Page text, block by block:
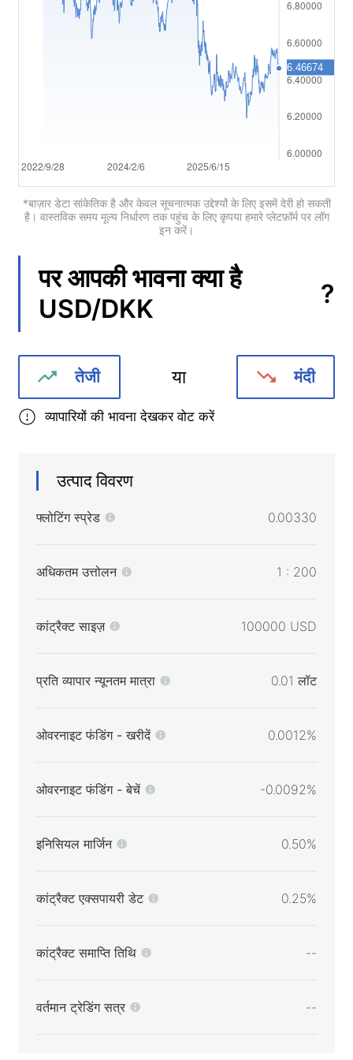
Tiếng việt
Bahasa Indonesia
*बाज़ार डेटा सांकेतिक है और केवल सूचनात्मक उद्देश्यों के लिए इसमें देरी हो सकती
है। वास्तविक समय मूल्य निर्धारण तक पहुंच के लिए कृपया हमारे प्लेटफ़ॉर्म पर लॉग
इन करें।
पर आपकी भावना क्या है
USD/DKK
?
तेजी या मंदी
व्यापारियों की भावना देखकर वोट करें
उत्पाद विवरण
फ्लोटिंग स्प्रेड 0.00330
अधिकतम उत्तोलन 1 : 200
कांट्रैक्ट साइज़ 100000 USD
प्रति व्यापार न्यूनतम मात्रा 0.01 लॉट
ओवरनाइट फंडिंग - खरीदें 0.0012%
ओवरनाइट फंडिंग - बेचें -0.0092%
इनिसियल मार्जिन 0.50%
कांट्रैक्ट एक्सपायरी डेट 0.25%
कांट्रैक्ट समाप्ति तिथि --
वर्तमान ट्रेडिंग सत्र --